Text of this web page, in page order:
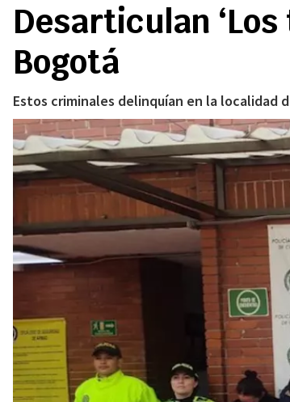
Desarticulan
Bogotá
Estos criminales delinquían en la localidad